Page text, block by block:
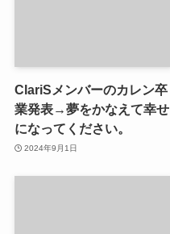
ClariSメンバーのカレン卒
業発表→夢をかなえて幸せ
になってください。
2024年9月1日